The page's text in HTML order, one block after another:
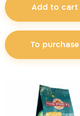
Add to cart
To purchase